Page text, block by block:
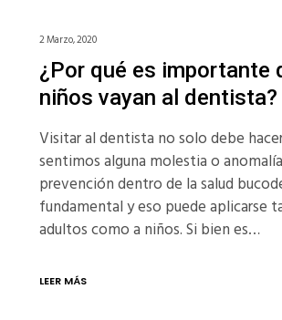
2 Marzo, 2020
¿Por qué es importante
niños vayan al dentista?
Visitar al dentista no solo debe
sentimos alguna molestia o
prevención dentro de la salud
fundamental y eso puede aplicarse
adultos como a niños. Si bien es…
LEER MÁS